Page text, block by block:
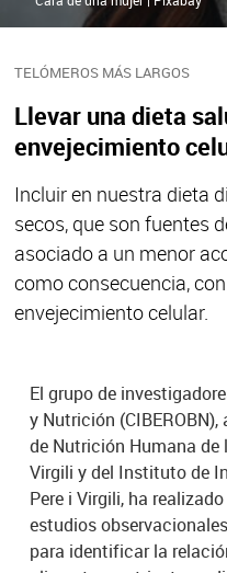
TELÓMEROS MÁS LARGOS
Llevar una dieta
envejecimiento
Incluir en nuestra dieta
secos, que son fuentes
asociado a un menor
como consecuencia,
envejecimiento celular.
El grupo de
y Nutrición
de Nutrición Humana
Virgili y del Instituto de
Pere i Virgili, ha
estudios
para identificar la